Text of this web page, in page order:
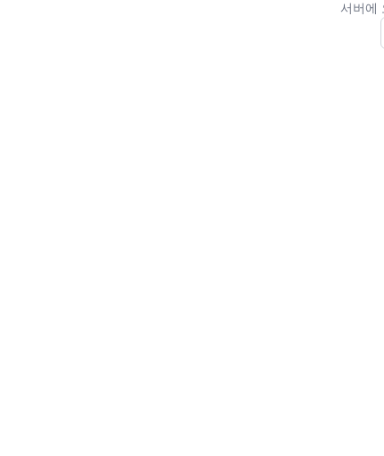
서버에